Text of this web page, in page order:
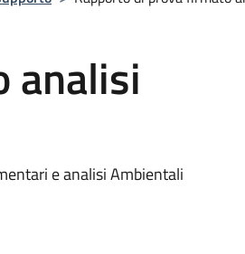
analisi
e analisi Ambientali